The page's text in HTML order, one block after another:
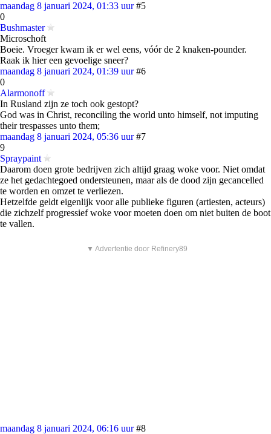
maandag 8 januari 2024, 01:33 uur #5
0
Bushmaster
Microschoft
Boeie. Vroeger kwam ik er wel eens, vóór de 2 knaken-pounder.
Raak ik hier een gevoelige sneer?
maandag 8 januari 2024, 01:39 uur #6
0
Alarmonoff
In Rusland zijn ze toch ook gestopt?
God was in Christ, reconciling the world unto himself, not imputing
their trespasses unto them;
maandag 8 januari 2024, 05:36 uur #7
9
Spraypaint
Daarom doen grote bedrijven zich altijd graag woke voor. Niet omdat
ze het gedachtegoed ondersteunen, maar als de dood zijn gecancelled
te worden en omzet te verliezen.
Hetzelfde geldt eigenlijk voor alle publieke figuren (artiesten, acteurs)
die zichzelf progressief woke voor moeten doen om niet buiten de boot
te vallen.
▼ Advertentie door Refinery89
maandag 8 januari 2024, 06:16 uur #8